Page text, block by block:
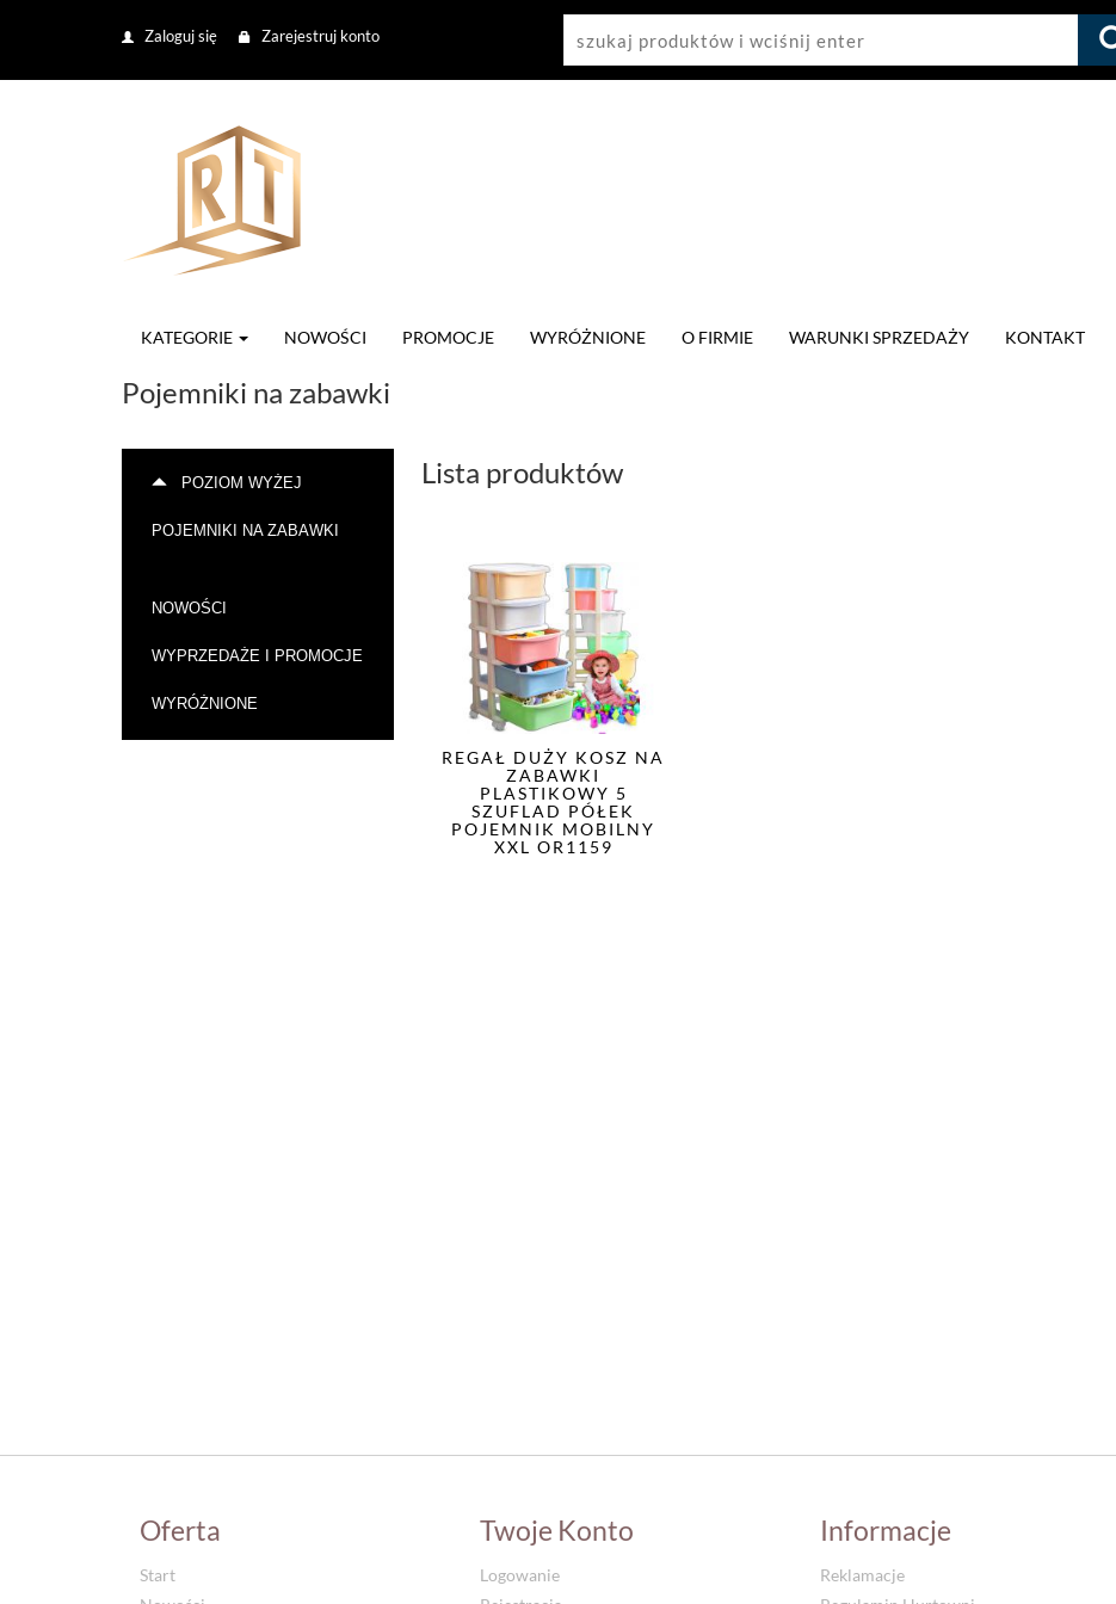
Zaloguj się Zarejestruj konto
KATEGORIE NOWOŚCI PROMOCJE WYRÓŻNIONE O FIRMIE WARUNKI SPRZEDAŻY KONTAKT
Pojemniki na zabawki
POZIOM WYŻEJ
POJEMNIKI NA ZABAWKI
NOWOŚCI
WYPRZEDAŻE I PROMOCJE
WYRÓŻNIONE
Lista produktów
REGAŁ DUŻY KOSZ NA
ZABAWKI
PLASTIKOWY 5
SZUFLAD PÓŁEK
POJEMNIK MOBILNY
XXL OR1159
Oferta
Start
Twoje Konto
Logowanie
Informacje
Reklamacje